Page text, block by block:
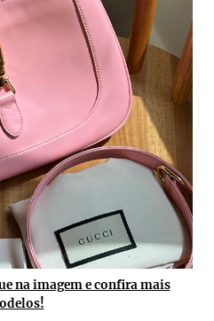
na imagem e confira mais